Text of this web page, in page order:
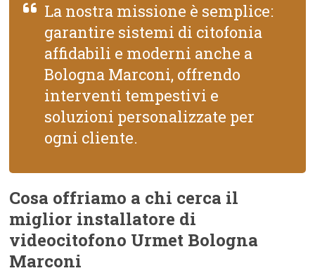
La nostra missione è semplice:
garantire sistemi di citofonia
affidabili e moderni anche a
Bologna Marconi, offrendo
interventi tempestivi e
soluzioni personalizzate per
ogni cliente.
Cosa offriamo a chi cerca il
miglior installatore di
videocitofono Urmet Bologna
Marconi